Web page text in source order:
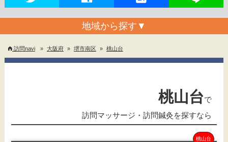
地域から探す ▼
訪問navi » 大阪府 » 堺市南区 » 桃山台
桃山台で
訪問マッサージ・訪問鍼灸を探すなら
桃山台